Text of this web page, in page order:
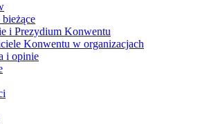
i Prezydium Konwentu
Konwentu w organizacjach
i opinie